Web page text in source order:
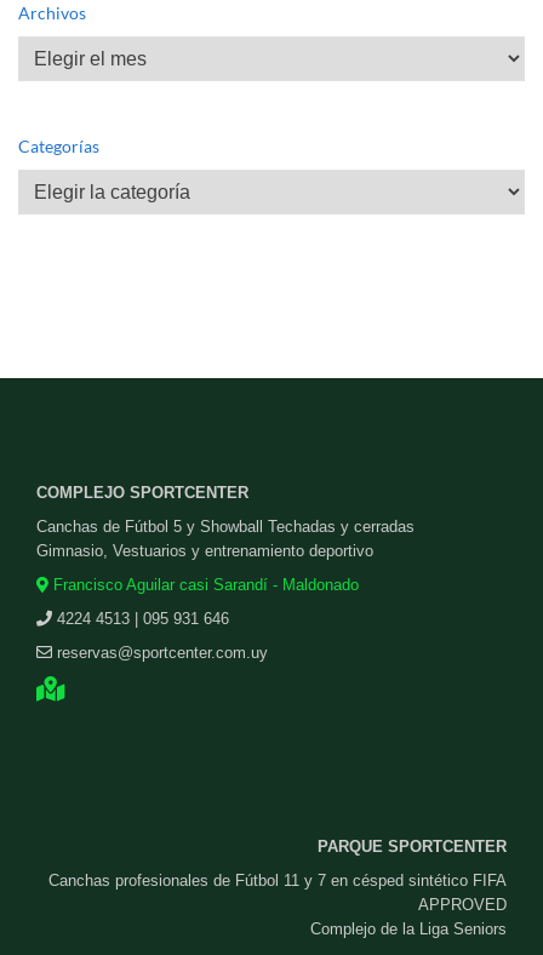
Archivos
Archivos
Categorías
Categorías
COMPLEJO SPORTCENTER
Canchas de Fútbol 5 y Showball Techadas y cerradas
Gimnasio, Vestuarios y entrenamiento deportivo
Francisco Aguilar casi Sarandí - Maldonado
4224 4513 | 095 931 646
reservas@sportcenter.com.uy
PARQUE SPORTCENTER
Canchas profesionales de Fútbol 11 y 7 en césped sintético FIFA
APPROVED
Complejo de la Liga Seniors